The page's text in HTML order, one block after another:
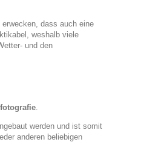
dass auch eine
weshalb viele
und den
.
werden und ist somit
anderen beliebigen